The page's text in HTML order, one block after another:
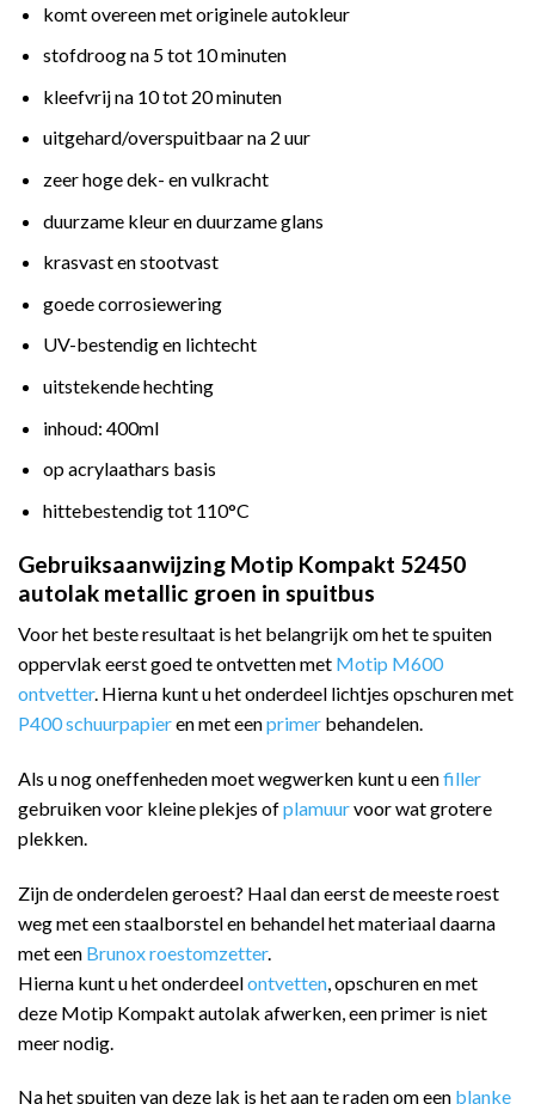
komt overeen met originele autokleur
stofdroog na 5 tot 10 minuten
kleefvrij na 10 tot 20 minuten
uitgehard/overspuitbaar na 2 uur
zeer hoge dek- en vulkracht
duurzame kleur en duurzame glans
krasvast en stootvast
goede corrosiewering
UV-bestendig en lichtecht
uitstekende hechting
inhoud: 400ml
op acrylaathars basis
hittebestendig tot 110°C
Gebruiksaanwijzing Motip Kompakt 52450
autolak metallic groen in spuitbus
Voor het beste resultaat is het belangrijk om het te spuiten
oppervlak eerst goed te ontvetten met Motip M600
ontvetter. Hierna kunt u het onderdeel lichtjes opschuren met
P400 schuurpapieren met eenprimer behandelen.
Als u nog oneffenheden moet wegwerken kunt u eenfiller
gebruiken voor kleine plekjes ofplamuurvoor wat grotere
plekken.
Zijn de onderdelen geroest? Haal dan eerst de meeste roest
weg met een staalborstel en behandel het materiaal daarna
met een Brunox roestomzetter.
Hierna kunt u het onderdeelontvetten , opschuren en met
deze Motip Kompakt autolak afwerken, een primer is niet
meer nodig.
Na het spuiten van deze lak is het aan te raden om een blanke